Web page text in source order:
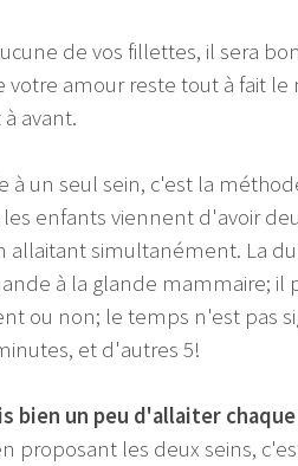
de vos fillettes, il sera
votre amour reste tout à fait
avant.
à un seul sein, c'est la
enfants viennent d'avoir
allaitant simultanément. La
à la glande mammaire;
ou non; le temps n'est pas
et d'autres 5!
bien un peu d'allaiter
proposant les deux seins,